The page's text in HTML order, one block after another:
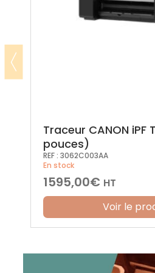
Traceur CANON iPF
pouces)
REF : 3062C003AA
En stock
1595,00€ HT
Voir le